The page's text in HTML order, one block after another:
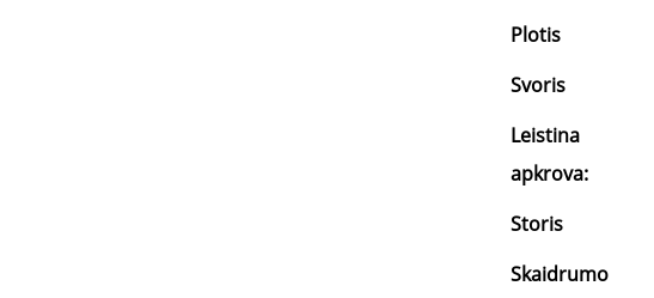
Plotis
Svoris
Leistina
apkrova:
Storis
Skaidrumo